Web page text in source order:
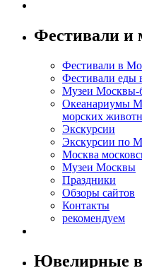
Фестивали и
Фестивали в
Фестивали еды
Музеи Москвы-
Океанариумы
морских
Экскурсии
Экскурсии по
Москва
Музеи Москвы
Праздники
Обзоры сайтов
Контакты
рекомендуем
Ювелирные